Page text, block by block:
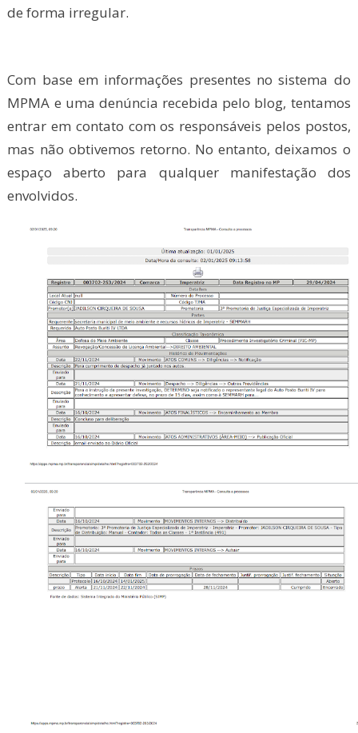
de forma irregular.
Com base em informações presentes no sistema do
MPMA e uma denúncia recebida pelo blog, tentamos
entrar em contato com os responsáveis pelos postos,
mas não obtivemos retorno. No entanto, deixamos o
espaço aberto para qualquer manifestação dos
envolvidos.